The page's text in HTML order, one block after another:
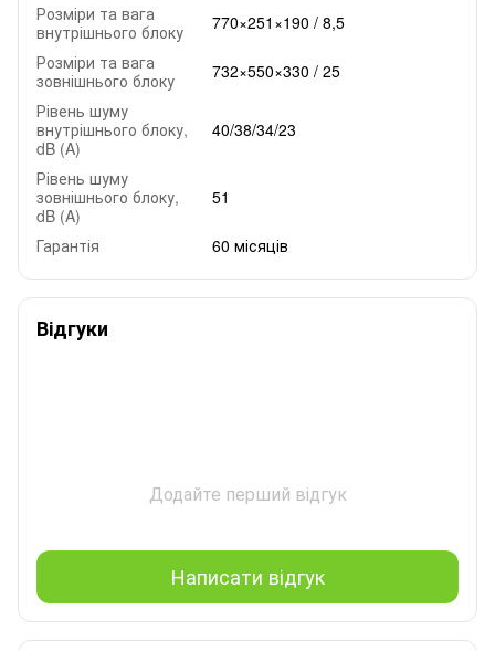
Розміри та вага
внутрішнього блоку
770×251×190 / 8,5
Розміри та вага
зовнішнього блоку
732×550×330 / 25
Рівень шуму
внутрішнього блоку,
dB (A)
40/38/34/23
Рівень шуму
зовнішнього блоку,
dB (A)
51
Гарантія 60 місяців
Відгуки
Додайте перший відгук
Написати відгук